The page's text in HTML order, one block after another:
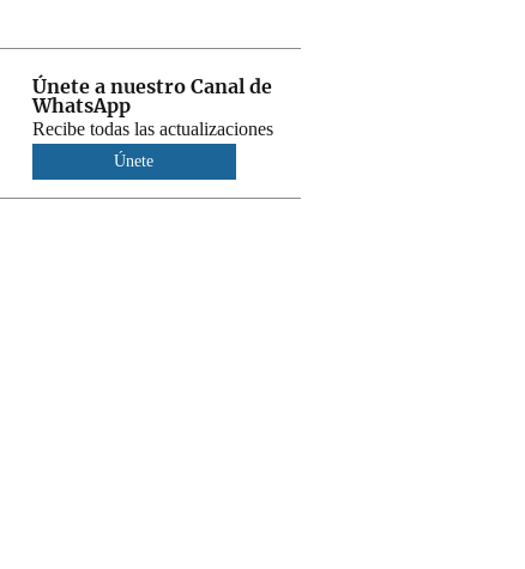
Únete a nuestro Canal de
WhatsApp
Recibe todas las actualizaciones
Únete